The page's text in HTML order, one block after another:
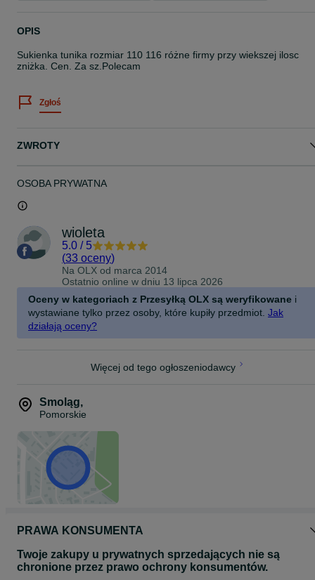
OPIS
Sukienka tunika rozmiar 110 116 różne firmy przy wiekszej ilosc
zniżka. Cen. Za sz.Polecam
Zgłoś
ZWROTY
OSOBA PRYWATNA
wioleta
5.0 / 5
(33 oceny)
Na OLX od marca 2014
Ostatnio online w dniu 13 lipca 2026
Oceny w kategoriach z Przesyłką OLX są weryfikowane i
wystawiane tylko przez osoby, które kupiły przedmiot. Jak
działają oceny?
Więcej od tego ogłoszeniodawcy
Smoląg,
Pomorskie
PRAWA KONSUMENTA
Twoje zakupy u prywatnych sprzedających nie są
chronione przez prawo ochrony konsumentów.